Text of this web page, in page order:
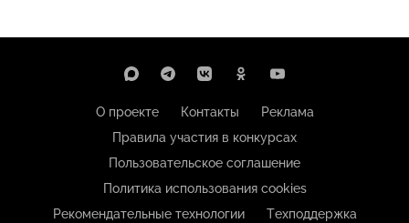
О проекте Контакты
Реклама
Правила участия в конкурсах
Пользовательское соглашение
Политика использования cookies
Рекомендательные технологии
Техподдержка